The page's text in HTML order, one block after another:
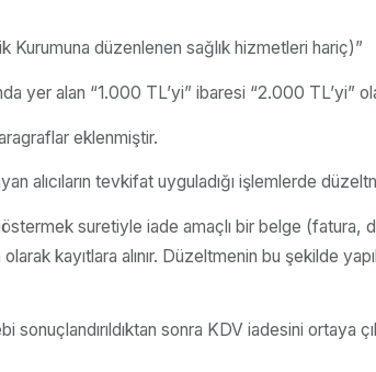
Kurumuna düzenlenen sağlık hizmetleri hariç)”
yer alan “1.000 TL’yi” ibaresi “2.000 TL’yi”
eklenmiştir.
alıcıların tevkifat uyguladığı işlemlerde
suretiyle iade amaçlı bir belge
kayıtlara alınır. Düzeltmenin bu şekilde
sonuçlandırıldıktan sonra KDV iadesini ortaya